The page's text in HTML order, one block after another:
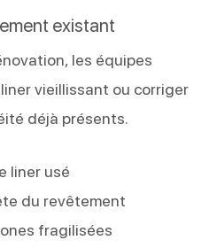
existant
les équipes
vieillissant ou corriger
déjà présents.
liner usé
du revêtement
fragilisées